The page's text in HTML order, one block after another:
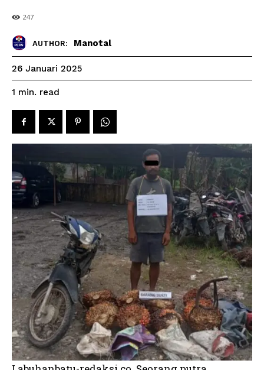
247
AUTHOR: Manotal
26 Januari 2025
1 min. read